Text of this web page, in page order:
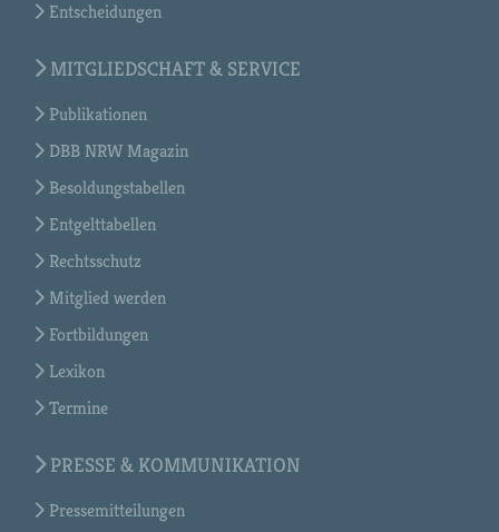
Entscheidungen
MITGLIEDSCHAFT & SERVICE
Publikationen
DBB NRW Magazin
Besoldungstabellen
Entgelttabellen
Rechtsschutz
Mitglied werden
Fortbildungen
Lexikon
Termine
PRESSE & KOMMUNIKATION
Pressemitteilungen